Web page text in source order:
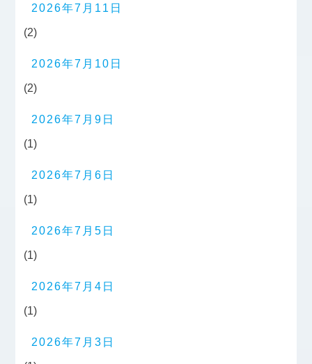
2026年7月11日
(2)
2026年7月10日
(2)
2026年7月9日
(1)
2026年7月6日
(1)
2026年7月5日
(1)
2026年7月4日
(1)
2026年7月3日